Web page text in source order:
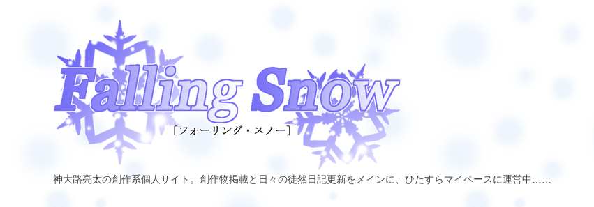
神大路亮太の創作系個人サイト。創作物掲載と日々の徒然日記更新をメインに、ひたすらマイペースに運営中……